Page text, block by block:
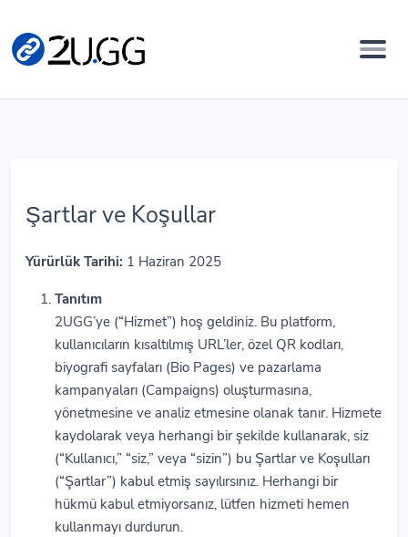
Şartlar ve Koşullar
Yürürlük Tarihi: 1 Haziran 2025
Tanıtım
2UGG’ye (“Hizmet”) hoş geldiniz. Bu platform,
kullanıcıların kısaltılmış URL’ler, özel QR kodları,
biyografi sayfaları (Bio Pages) ve pazarlama
kampanyaları (Campaigns) oluşturmasına,
yönetmesine ve analiz etmesine olanak tanır. Hizmete
kaydolarak veya herhangi bir şekilde kullanarak, siz
(“Kullanıcı,” “siz,” veya “sizin”) bu Şartlar ve Koşulları
(“Şartlar”) kabul etmiş sayılırsınız. Herhangi bir
hükmü kabul etmiyorsanız, lütfen hizmeti hemen
kullanmayı durdurun.